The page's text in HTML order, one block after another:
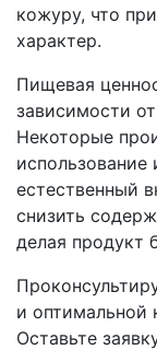
кожуру, что
характер.
Пищевая
зависимости
Некоторые
использование
естественный
снизить
делая продукт
и оптимальной
Оставьте